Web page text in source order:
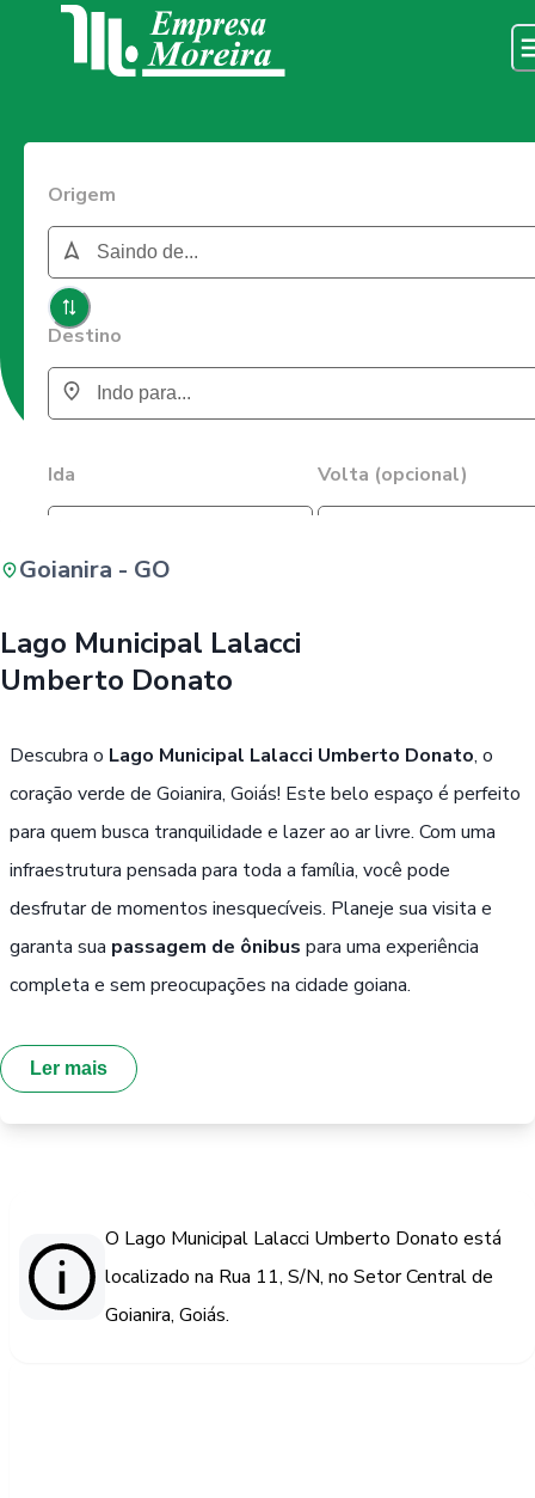
Origem
Destino
Ida Volta (opcional)
i Passe Livre, Idoso ou ID Jovem
Goianira - GO
Lago Municipal Lalacci
Umberto Donato
Descubra o Lago Municipal Lalacci Umberto Donato, o
coração verde de Goianira, Goiás! Este belo espaço é perfeito
para quem busca tranquilidade e lazer ao ar livre. Com uma
infraestrutura pensada para toda a família, você pode
desfrutar de momentos inesquecíveis. Planeje sua visita e
garanta sua passagem de ônibus para uma experiência
completa e sem preocupações na cidade goiana.
Ler mais
O Lago Municipal Lalacci Umberto Donato está
localizado na Rua 11, S/N, no Setor Central de
Goianira, Goiás.